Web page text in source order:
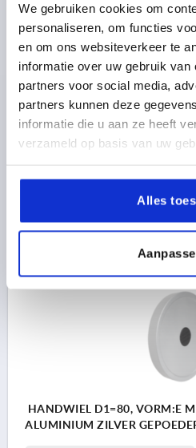
We gebruiken cookies om
personaliseren, om functies
en om ons websiteverkeer te
informatie over uw gebruik van
partners voor social media,
partners kunnen deze
informatie die u aan ze heeft
verzameld op basis van uw
Alles
HANDWIEL D1=125, VORM:E
ALUMINIUM ZWART
KLEUR BASISLICHAAM=ZWART
MONTAGEGAT=14
VORM=E
VORM-TYPE=MET PASBORING
HOOGTE=36
H=18,3
K1520 E
HANDWIEL D1=80, VORM:E
ALUMINIUM ZILVER